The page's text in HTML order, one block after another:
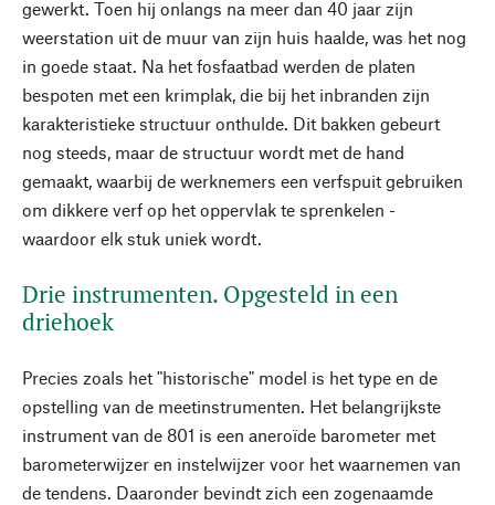
gewerkt. Toen hij onlangs na meer dan 40 jaar zijn
weerstation uit de muur van zijn huis haalde, was het nog
in goede staat. Na het fosfaatbad werden de platen
bespoten met een krimplak, die bij het inbranden zijn
karakteristieke structuur onthulde. Dit bakken gebeurt
nog steeds, maar de structuur wordt met de hand
gemaakt, waarbij de werknemers een verfspuit gebruiken
om dikkere verf op het oppervlak te sprenkelen -
waardoor elk stuk uniek wordt.
Drie instrumenten. Opgesteld in een
driehoek
Precies zoals het "historische" model is het type en de
opstelling van de meetinstrumenten. Het belangrijkste
instrument van de 801 is een aneroïde barometer met
barometerwijzer en instelwijzer voor het waarnemen van
de tendens. Daaronder bevindt zich een zogenaamde